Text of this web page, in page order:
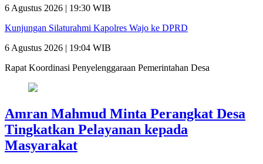
6 Agustus 2026 | 19:30 WIB
Kunjungan Silaturahmi Kapolres Wajo ke DPRD
6 Agustus 2026 | 19:04 WIB
Rapat Koordinasi Penyelenggaraan Pemerintahan Desa
Amran Mahmud Minta Perangkat Desa
Tingkatkan Pelayanan kepada
Masyarakat